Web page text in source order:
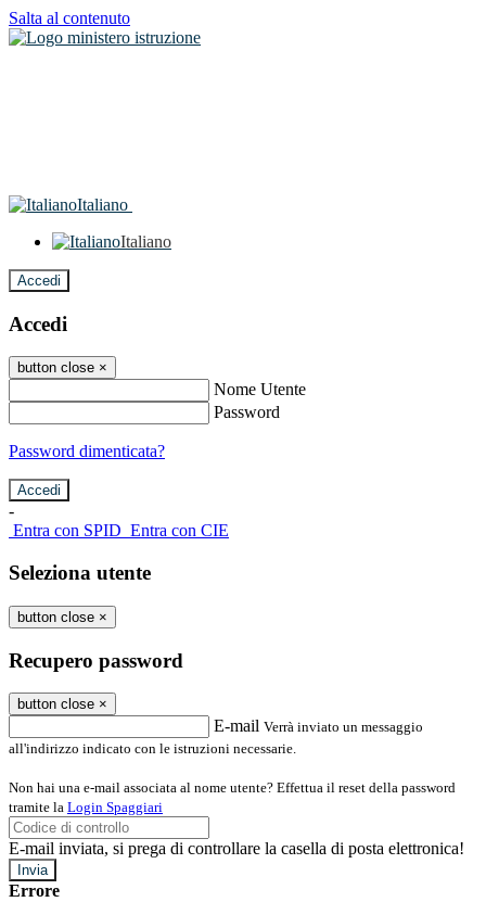
Salta al contenuto
Italiano
Italiano
Accedi
Accedi
button close ×
Nome Utente
Password
Password dimenticata?
-
Entra con SPID Entra con CIE
Seleziona utente
button close ×
Recupero password
button close ×
E-mail Verrà inviato un messaggio
all'indirizzo indicato con le istruzioni necessarie.
Non hai una e-mail associata al nome utente? Effettua il reset della password
tramite la Login Spaggiari
E-mail inviata, si prega di controllare la casella di posta elettronica!
Errore